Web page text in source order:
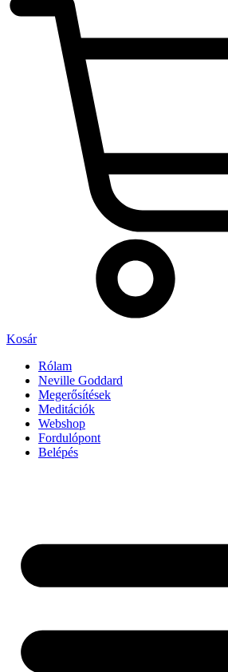
Kosár
Rólam
Neville Goddard
Megerősítések
Meditációk
Webshop
Fordulópont
Belépés